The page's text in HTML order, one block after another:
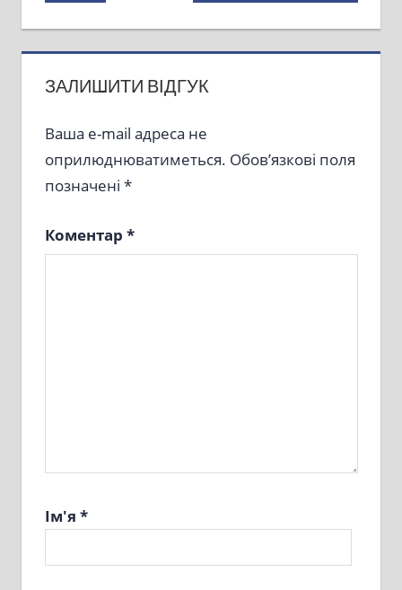
записів
Post: Post:
ЗАЛИШИТИ ВІДГУК
Ваша e-mail адреса не
оприлюднюватиметься. Обов’язкові поля
позначені *
Коментар *
Ім'я *